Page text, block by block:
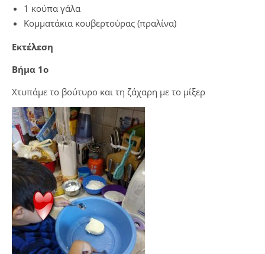
1 κούπα γάλα
Κομματάκια κουβερτούρας (πραλίνα)
Εκτέλεση
Βήμα 1ο
Χτυπάμε το βούτυρο και τη ζάχαρη με το μίξερ